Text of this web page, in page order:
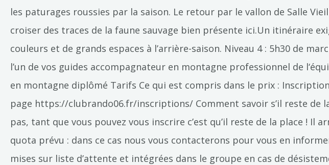
les paturages roussies par la saison. Le retour par le vallon de Salle
croiser des traces de la faune sauvage bien présente ici.Un itinéraire
couleurs et de grands espaces à l’arrière-saison. Niveau 4 : 5h30 de
l’un de vos guides accompagnateur en montagne professionnel de
en montagne diplômé Tarifs Ce qui est compris dans le prix :
page https://clubrando06.fr/inscriptions/ Comment savoir s’il reste de
pas, tant que vous pouvez vous inscrire c’est qu’il reste de la place !
quota prévu : dans ce cas nous vous contacterons pour vous en
mises sur liste d’attente et intégrées dans le groupe en cas de